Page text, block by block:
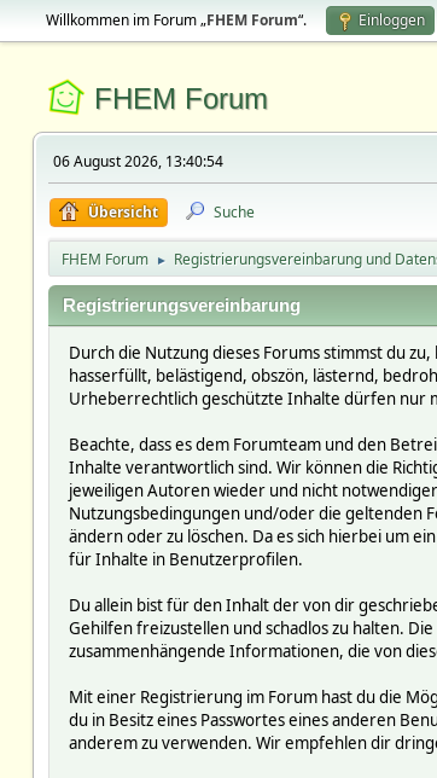
Willkommen im Forum „FHEM Forum“. Einloggen
FHEM Forum
06 August 2026, 13:40:54
Übersicht Suche
FHEM Forum ► Registrierungsvereinbarung und
Registrierungsvereinbarung
Durch die Nutzung dieses Forums stimmst du
hasserfüllt, belästigend, obszön, lästernd,
Urheberrechtlich geschützte Inhalte dürfen nur
Beachte, dass es dem Forumteam und den
Inhalte verantwortlich sind. Wir können die
jeweiligen Autoren wieder und nicht
Nutzungsbedingungen und/oder die geltenden
ändern oder zu löschen. Da es sich hierbei um
für Inhalte in Benutzerprofilen.
Du allein bist für den Inhalt der von dir
Gehilfen freizustellen und schadlos zu halten.
zusammenhängende Informationen, die von
Mit einer Registrierung im Forum hast du die
du in Besitz eines Passwortes eines anderen
anderem zu verwenden. Wir empfehlen dir